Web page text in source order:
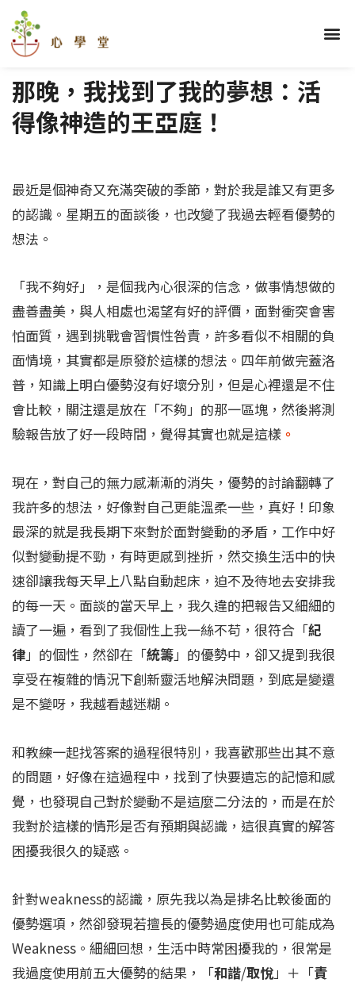
選
那晚，我找到了我的夢想：活
得像神造的王亞庭！
最近是個神奇又充滿突破的季節，對於我是誰又有更多
的認識。星期五的面談後，也改變了我過去輕看優勢的
想法。
「我不夠好」，是個我內心很深的信念，做事情想做的
盡善盡美，與人相處也渴望有好的評價，面對衝突會害
怕面質，遇到挑戰會習慣性咎責，許多看似不相關的負
面情境，其實都是原發於這樣的想法。四年前做完蓋洛
普，知識上明白優勢沒有好壞分別，但是心裡還是不住
會比較，關注還是放在「不夠」的那一區塊，然後將測
驗報告放了好一段時間，覺得其實也就是這樣 。
現在，對自己的無力感漸漸的消失，優勢的討論翻轉了
我許多的想法，好像對自己更能溫柔一些，真好！印象
最深的就是我長期下來對於面對變動的矛盾，工作中好
似對變動提不勁，有時更感到挫折，然交換生活中的快
速卻讓我每天早上八點自動起床，迫不及待地去安排我
的每一天。面談的當天早上，我久違的把報告又細細的
讀了一遍，看到了我個性上我一絲不苟，很符合「紀
律」的個性，然卻在「統籌」的優勢中，卻又提到我很
享受在複雜的情況下創新靈活地解決問題，到底是變還
是不變呀，我越看越迷糊。
和教練一起找答案的過程很特別，我喜歡那些出其不意
的問題，好像在這過程中，找到了快要遺忘的記憶和感
覺，也發現自己對於變動不是這麼二分法的，而是在於
我對於這樣的情形是否有預期與認識，這很真實的解答
困擾我很久的疑惑。
針對weakness的認識，原先我以為是排名比較後面的
優勢選項，然卻發現若擅長的優勢過度使用也可能成為
Weakness。細細回想，生活中時常困擾我的，很常是
我過度使用前五大優勢的結果，「和諧/取悅」＋「責